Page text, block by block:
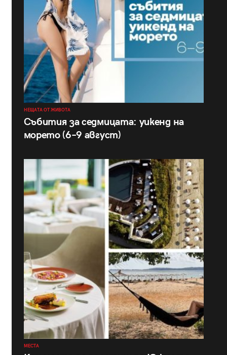
НЕЩАТА ОТ ЖИВОТА
Събития за седмицата: уикенд на
морето (6–9 август)
МЕСТА